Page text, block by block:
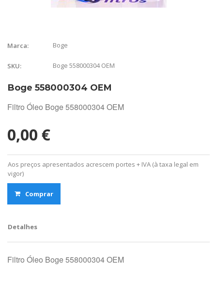
Marca: Boge
SKU: Boge 558000304 OEM
Boge 558000304 OEM
Filtro Óleo Boge 558000304 OEM
0,00 €
Aos preços apresentados acrescem portes + IVA (à taxa legal em
vigor)
Comprar
Detalhes
Filtro Óleo Boge 558000304 OEM